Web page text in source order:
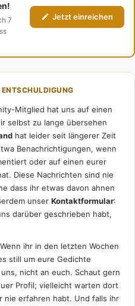
7
Jetzt einreichen
Mitglied hat uns auf einen
selbst zu lange übersehen
hat leider seit längerer Zeit
Benachrichtigungen, wenn
oder auf einen eurer
Diese Nachrichten sind nie
dass ihr etwas davon ahnen
unser Kontaktformular:
darüber geschrieben habt,
ihr in den letzten Wochen
still um eure Gedichte
nicht an euch. Schaut gern
Profil; vielleicht warten dort
nie erfahren habt. Und falls ihr